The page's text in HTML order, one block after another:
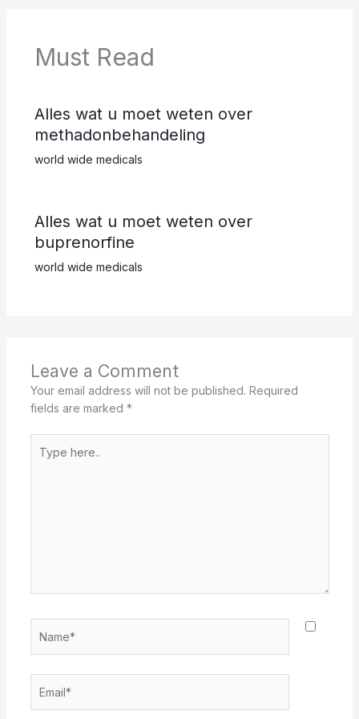
k
k s
Must Read
Alles wat u moet weten over
methadonbehandeling
world wide medicals
Alles wat u moet weten over
buprenorfine
world wide medicals
Leave a Comment
Your email address will not be published. Required
fields are marked *
here..